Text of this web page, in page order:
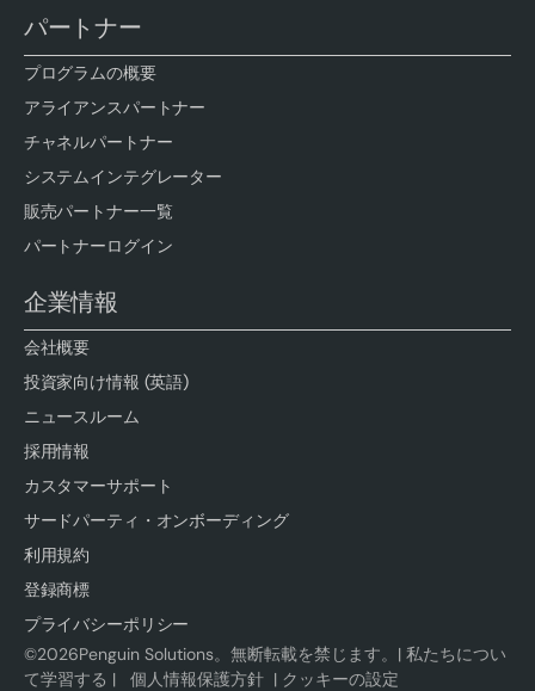
パートナー
プログラムの概要
アライアンスパートナー
チャネルパートナー
システムインテグレーター
販売パートナー一覧
パートナーログイン
企業情報
会社概要
投資家向け情報 (英語)
ニュースルーム
採用情報
カスタマーサポート
サードパーティ・オンボーディング
利用規約
登録商標
プライバシーポリシー
©2026Penguin Solutions。無断転載を禁じます。|私たちについ
て学習する | 個人情報保護方針 | クッキーの設定